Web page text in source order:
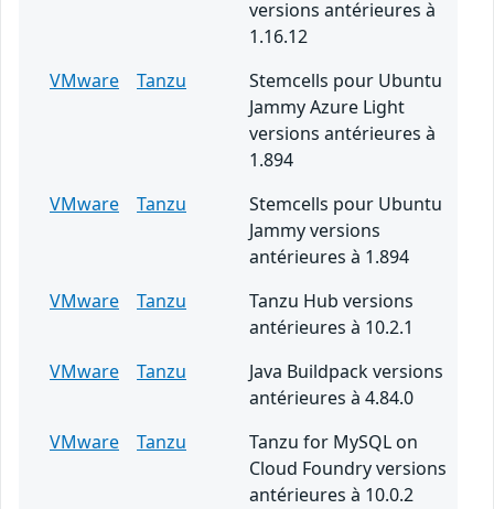
versions antérieures à
1.16.12
VMware
Tanzu
Stemcells pour Ubuntu
Jammy Azure Light
versions antérieures à
1.894
VMware
Tanzu
Stemcells pour Ubuntu
Jammy versions
antérieures à 1.894
VMware
Tanzu
Tanzu Hub versions
antérieures à 10.2.1
VMware
Tanzu
Java Buildpack versions
antérieures à 4.84.0
VMware
Tanzu
Tanzu for MySQL on
Cloud Foundry versions
antérieures à 10.0.2